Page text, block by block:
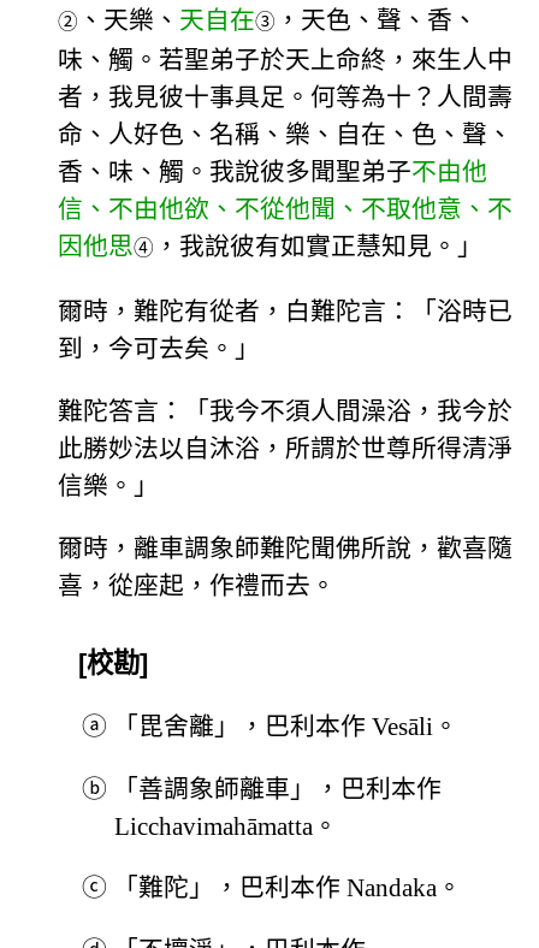
② 、天樂、 天自在③ ，天色、聲、香、
味、觸。若聖弟子於天上命終，來生人中
者，我見彼十事具足。何等為十？人間壽
命、人好色、名稱、樂、自在、色、聲、
香、味、觸。我說彼多聞聖弟子不由他
信、不由他欲、不從他聞、不取他意、不
因他思④ ，我說彼有如實正慧知見。」
爾時，難陀有從者，白難陀言：「浴時已
到，今可去矣。」
難陀答言：「我今不須人間澡浴，我今於
此勝妙法以自沐浴，所謂於世尊所得清淨
信樂。」
爾時，離車調象師難陀聞佛所說，歡喜隨
喜，從座起，作禮而去。
[校勘]
ⓐ 「毘舍離」，巴利本作 Vesāli。
ⓑ
「善調象師離車」，巴利本作
Licchavimahāmatta。
ⓒ 「難陀」，巴利本作 Nandaka。